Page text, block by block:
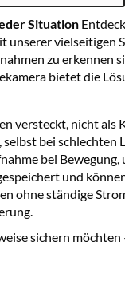
Situation
zu erkennen
bietet die
versteckt, nicht als
bei schlechten
bei Bewegung,
und
ohne ständige
sichern